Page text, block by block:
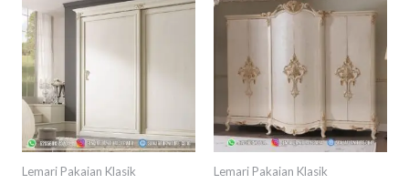
Lemari Pakaian Klasik Lemari Pakaian Klasik